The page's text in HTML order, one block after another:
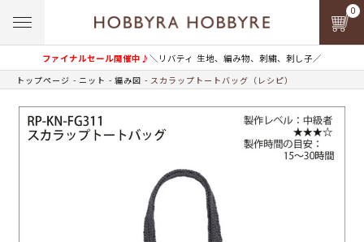
ファイナルセール開催中♪＼リバティ 生地、編み物、刺繍、刺し子／
0
トップページ ニット 編み図 スカラップトートバッグ（レシピ）